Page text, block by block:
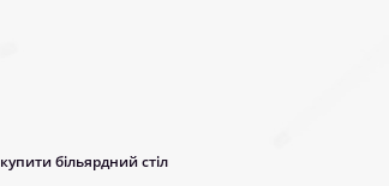
купити більярдний стіл